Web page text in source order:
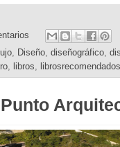
, Diseño, diseñográfico,
, libros, librosrecomendados